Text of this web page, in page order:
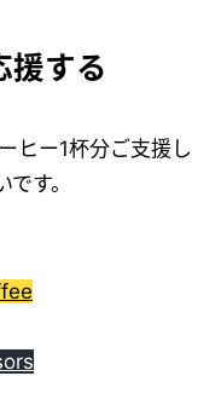
援する
ヒー1杯分ご支援し
す。